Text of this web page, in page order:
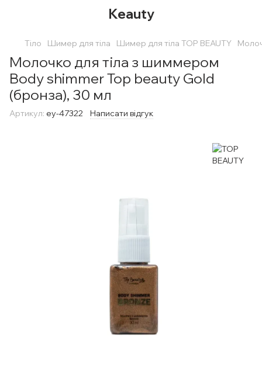
Keauty
Тіло Шимер для тіла Шимер для тіла TOP BEAUTY
Молочко для тіла з шиммером
Body shimmer Top beauty Gold
(бронза), 30 мл
Артикул: еу-47322 Написати відгук